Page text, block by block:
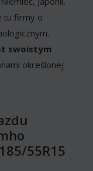
tu firmy o
swoistym
określonej
55R15